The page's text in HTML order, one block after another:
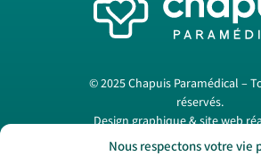
Nous respectons votre vie
© 2025 Chapuis Paramédical –
réservés.
Design graphique & site web
Papermint Création . —